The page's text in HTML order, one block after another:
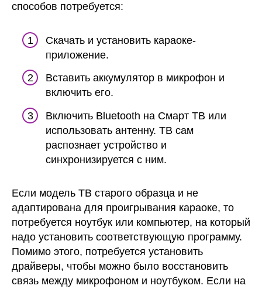
способов потребуется:
Скачать и установить караоке-
приложение.
Вставить аккумулятор в микрофон и
включить его.
Включить Bluetooth на Смарт ТВ или
использовать антенну. ТВ сам
распознает устройство и
синхронизируется с ним.
Если модель ТВ старого образца и не
адаптирована для проигрывания караоке, то
потребуется ноутбук или компьютер, на который
надо установить соответствующую программу.
Помимо этого, потребуется установить
драйверы, чтобы можно было восстановить
связь между микрофоном и ноутбуком. Если на